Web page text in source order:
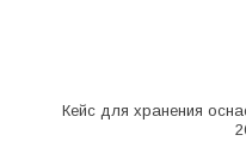
Кейс для хранения